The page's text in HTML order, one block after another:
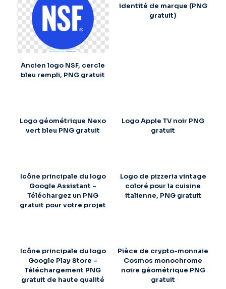
Ancien logo NSF, cercle
bleu rempli, PNG gratuit
identité de marque (PNG
gratuit)
Logo géométrique Nexo
vert bleu PNG gratuit
Logo Apple TV noir PNG
gratuit
Icône principale du logo
Google Assistant –
Téléchargez un PNG
gratuit pour votre projet
Logo de pizzeria vintage
coloré pour la cuisine
italienne, PNG gratuit
Icône principale du logo
Google Play Store –
Téléchargement PNG
gratuit de haute qualité
Pièce de crypto-monnaie
Cosmos monochrome
noire géométrique PNG
gratuit